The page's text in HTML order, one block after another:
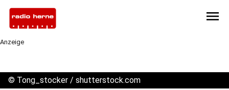
menu
Anzeige
© Tong_stocker / shutterstock.com